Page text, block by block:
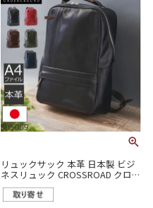
リュックサック 本革 日本製 ビジ
ネスリュック CROSSROAD クロス
ロード UGシリ－ズ 505069